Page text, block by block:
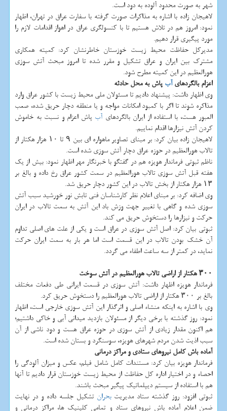
شهر به صورت محدود آلوده به دود است.
لاهیجان زاده با اشاره به مذاكرات صورت گرفته با سفارت عراق در تهران، اظهار
نمود: امروز هم در تلاش هستیم تا با كنسولگری عراق در اهواز اقدامات لازم را
مورد پیگیری قرار دهیم.
مدیركل حفاظت محیط زیست خوزستان خاطرنشان كرد: كمیته همكاری
مشترك بین ایران و عراق تشكیل و مقرر شده تا امروز مبحث آتش سوزی
هورالعظیم در این كمیته مطرح شود.
اعزام بالگردهایآب پاش به محل حادثه
وی اظهار داشت: پیشنهاد دادیم تا مسئولان ملی محیط زیست با كشور عراق وارد
مذاكره شوند تا اگر با كمبود امكانات مواجه و یا منطقه دچار حریق شده، صعب
العبور هست، با استفاده از ایران بالگردهای آب پاش اعزام و نسبت به خاموش
كردن آتش نیزارها اقدام نماییم.
لاهیجان زاده بیان كرد: بر مبنای تصاویر ماهواره ای بین ۹ تا ۱۰ هزار هكتار از
تالاب هورالعظیم در حوزه عراق دچار آتش سوزی شده است.
ناظم ثبوتی فرماندار هویزه هم در گفتگو با خبرنگار مهر اظهار نمود: بیش از یك
هفته قبل آتش سوزی تالاب هورالعظیم در سمت كشور عراق رخ داده و بالغ بر
۱۳ هزار هكتار از بخش تالاب در این كشور دچار حریق شد.
وی اضافه كرد: بر مبنای اعلام نظر كارشناسان فنی تابش نور خورشید سبب آتش
سوزی شده و گاهی با تغییر جهت وزش باد این آتش به سمت تالاب در ایران
حركت و نیزارها را دستخوش حریق می كند.
ثبوتی بیان كرد: اصل آتش سوزی در عراق است و یكی از علت های اصلی تداوم
آن خشك بودن تالاب در این قسمت است اما هر بار به سمت ایران حركت
نماید، در كمتر از سه ساعت اطفاء می گردد.
۳۰۰ هكتار از اراضی تالاب هورالعظیم در آتش سوخت
فرماندار هویزه اظهار داشت: آتش سوزی در قسمت ایرانی طی دفعات مختلف
بالغ بر ۳۰۰ هكتار از اراضی تالاب هورالعظیم را دستخوش حریق كرد.
وی با اشاره به اینكه منشاء اصلی و اثرگذار این آتش سوزی خارجی است، اظهار
نمود: روز گذشته با برخی دیگر از مسئولان بازدید میدانی آبی و خاكی داشتیم؛
هم اكنون مقدار زیادی از آتش سوزی در حوزه عراق هست و دود ناشی از آن
سبب اذیت شدن مردم شهرهای هویزه، سوسنگرد و بستان شده است.
آماده باش كامل نیروهای ستادی و مراكز درمانی
فرماندار هویزه بیان كرد: مستندات كامل شامل فیلم، عكس و میزان آلودگی را
احصاء و در اختیار اداره كل حفاظت از محیط زیست خوزستان قرار دادیم تا آنها
هم با استفاده از سیستم دیپلماتیك پیگیر مبحث باشند.
ثبوتی افزود: روز گذشته ستاد مدیریتبحران تشكیل جلسه داده و در نهایت
ضمن اعلام آماده باش نیروهای ستاد و تمامی كلینیك ها، مراكز درمانی و